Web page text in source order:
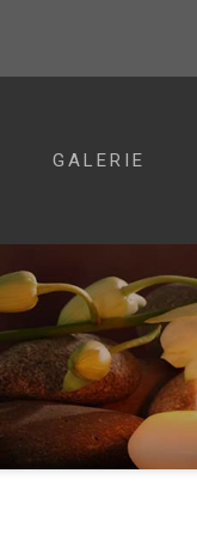
GALERIE